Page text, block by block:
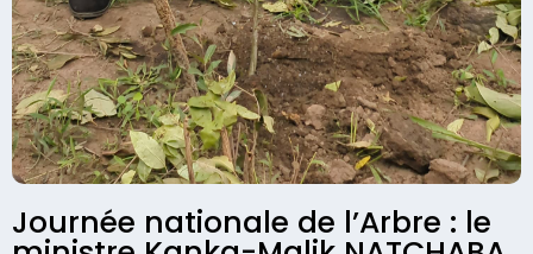
Journée nationale de l’Arbre : le